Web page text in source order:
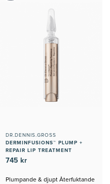
DR.DENNIS.GROSS
DERMINFUSIONS™ PLUMP +
REPAIR LIP TREATMENT
745 kr
Plumpande & djupt Återfuktande